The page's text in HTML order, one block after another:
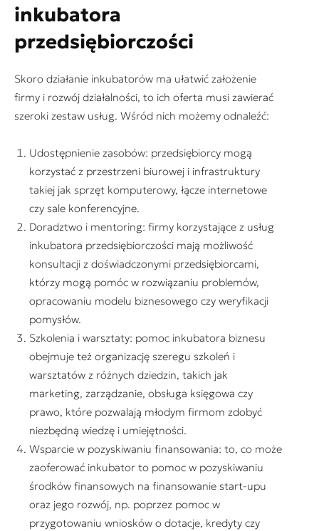
inkubatora
przedsiębiorczości
Skoro działanie inkubatorów ma ułatwić założenie
firmy i rozwój działalności, to ich oferta musi zawierać
szeroki zestaw usług. Wśród nich możemy odnaleźć:
Udostępnienie zasobów: przedsiębiorcy mogą
korzystać z przestrzeni biurowej i infrastruktury
takiej jak sprzęt komputerowy, łącze internetowe
czy sale konferencyjne.
Doradztwo i mentoring: firmy korzystające z usług
inkubatora przedsiębiorczości mają możliwość
konsultacji z doświadczonymi przedsiębiorcami,
którzy mogą pomóc w rozwiązaniu problemów,
opracowaniu modelu biznesowego czy weryfikacji
pomysłów.
Szkolenia i warsztaty: pomoc inkubatora biznesu
obejmuje też organizację szeregu szkoleń i
warsztatów z różnych dziedzin, takich jak
marketing, zarządzanie, obsługa księgowa czy
prawo, które pozwalają młodym firmom zdobyć
niezbędną wiedzę i umiejętności.
Wsparcie w pozyskiwaniu finansowania: to, co może
zaoferować inkubator to pomoc w pozyskiwaniu
środków finansowych na finansowanie start-upu
oraz jego rozwój, np. poprzez pomoc w
przygotowaniu wniosków o dotacje, kredyty czy